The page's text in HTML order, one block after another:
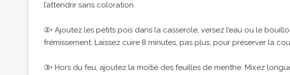
l’attendrir sans coloration.
②• Ajoutez les petits pois dans la casserole, versez l’eau ou le
frémissement. Laissez cuire 8 minutes, pas plus, pour préserver la
③• Hors du feu, ajoutez la moitié des feuilles de menthe. Mixez